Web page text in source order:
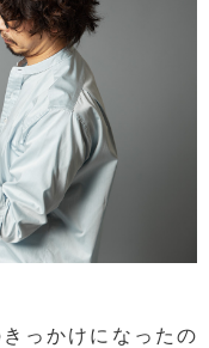
っかけになったの